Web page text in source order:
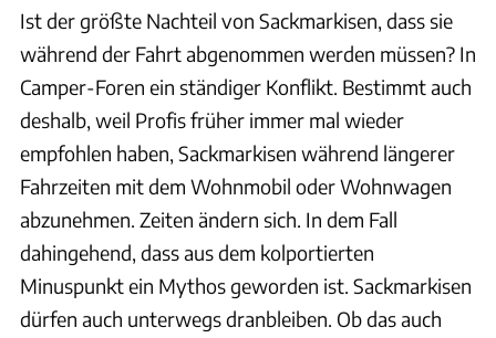
Ist der größte Nachteil von Sackmarkisen, dass sie
während der Fahrt abgenommen werden müssen? In
Camper-Foren ein ständiger Konflikt. Bestimmt auch
deshalb, weil Profis früher immer mal wieder
empfohlen haben, Sackmarkisen während längerer
Fahrzeiten mit dem Wohnmobil oder Wohnwagen
abzunehmen. Zeiten ändern sich. In dem Fall
dahingehend, dass aus dem kolportierten
Minuspunkt ein Mythos geworden ist. Sackmarkisen
dürfen auch unterwegs dranbleiben. Ob das auch